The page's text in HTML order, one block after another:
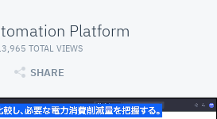
Platform
TOTAL VIEWS
SHARE